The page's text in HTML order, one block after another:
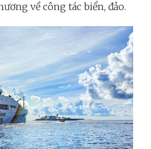
về công tác biển, đảo.